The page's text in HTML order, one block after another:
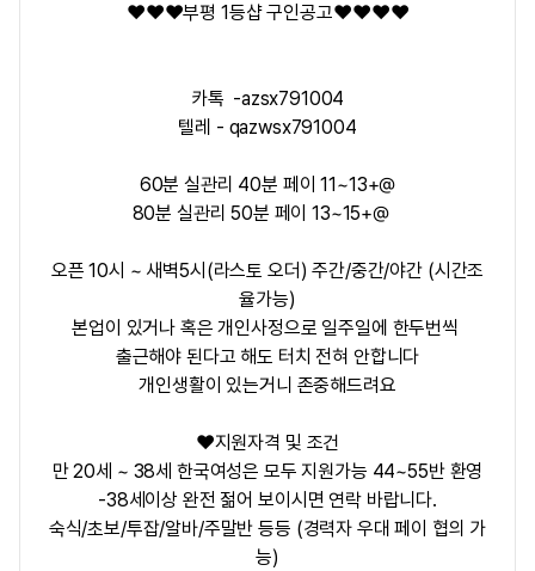
❤️‍❤️‍❤️‍부평 1등샵 구인공고❤️‍❤️‍❤️‍❤️‍
카톡 -azsx791004
텔레 - qazwsx791004
60분 실관리 40분 페이 11~13+@
80분 실관리 50분 페이 13~15+@
오픈 10시 ~ 새벽5시(라스토 오더) 주간/중간/야간 (시간조
율가능)
본업이 있거나 혹은 개인사정으로 일주일에 한두번씩
출근해야 된다고 해도 터치 전혀 안합니다
개인생활이 있는거니 존중해드려요
❤️지원자격 및 조건
만 20세 ~ 38세 한국여성은 모두 지원가능 44~55반 환영
-38세이상 완전 젊어 보이시면 연락 바랍니다.
숙식/초보/투잡/알바/주말반 등등 (경력자 우대 페이 협의 가
능)